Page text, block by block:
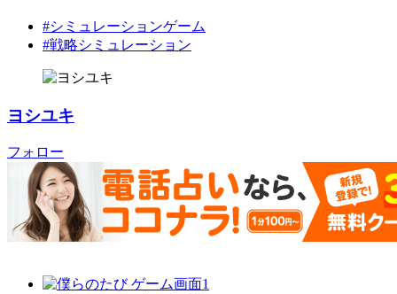
#シミュレーションゲーム
#戦略シミュレーション
ヨシユキ
フォロー